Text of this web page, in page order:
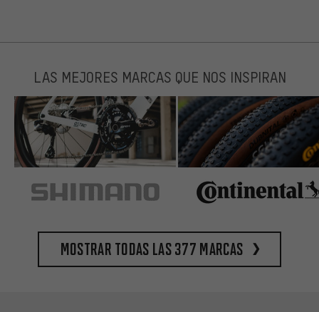
LAS MEJORES MARCAS QUE NOS INSPIRAN
Mostrar todas las 377 marcas